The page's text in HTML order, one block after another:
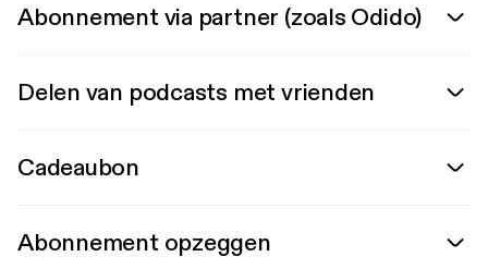
Abonnement via partner (zoals Odido)
Delen van podcasts met vrienden
Cadeaubon
Abonnement opzeggen